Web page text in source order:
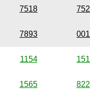
7518
7893
1154
1565